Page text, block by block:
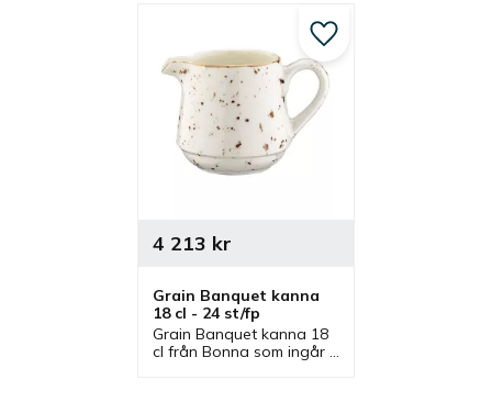
bra mjölkkanna,
gräddkanna och
serveringskanna.
Grain Banquet kanna
18 cl - 24 st/fp
Grain Banquet kanna 18
cl från Bonna som ingår i
4 213 kr
Lägg till i favoriter